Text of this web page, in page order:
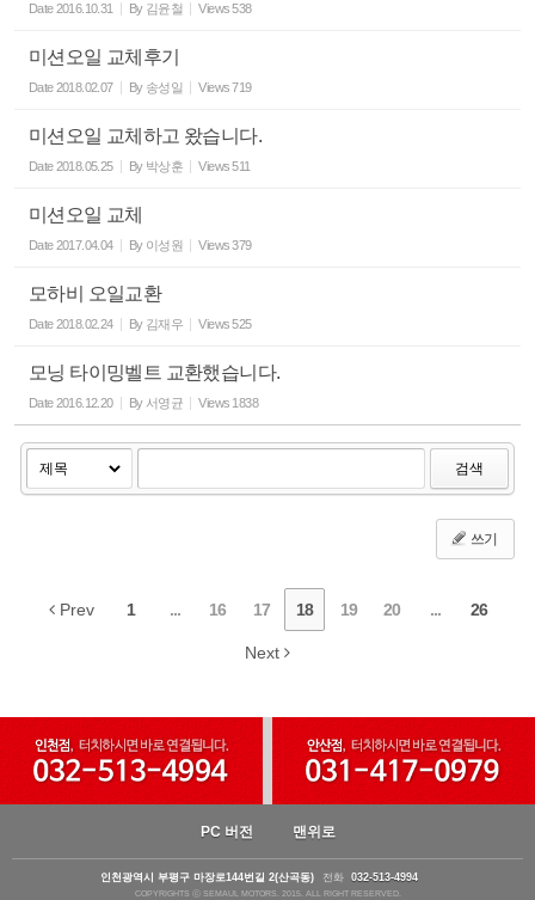
Date2016.10.31 By 김윤철 Views 538
미션오일 교체후기
Date2018.02.07 By 송성일 Views 719
미션오일 교체하고 왔습니다.
Date2018.05.25 By 박상훈 Views 511
미션오일 교체
Date2017.04.04 By 이성원 Views 379
모하비 오일교환
Date2018.02.24 By 김재우 Views 525
모닝 타이밍벨트 교환했습니다.
Date2016.12.20 By 서영균 Views 1838
검색
쓰기
Prev 1 ... 16 17 18 19 20 ... 26
Next
PC 버전 맨위로
인천광역시 부평구 마장로144번길 2(산곡동) 전화 032-513-4994
COPYRIGHTS ⓒ SEMAUL MOTORS. 2015. ALL RIGHT RESERVED.